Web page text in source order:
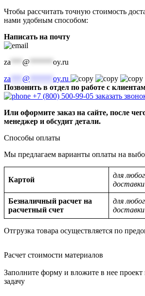
Чтобы рассчитать точную стоимость
нами удобным способом:
Написать на почту
za @
oy.ru
za
@
oy.ru
Позвонить в отдел по работе с
+7 (800) 500-99-05 заказать
Или оформите заказ на сайте, после
менеджер и обсудит детали.
Способы оплаты
Мы предлагаем варианты оплаты на
Картой
для
доставки
Безналичный расчет на
расчетный счет
для
доставки
Отгрузка товара осуществляется по
Расчет стоимости материалов
Заполните форму и вложите в нее
задачу